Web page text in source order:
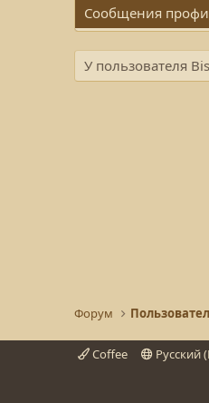
Сообщения
У пользователя
Форум
Coffee Русский